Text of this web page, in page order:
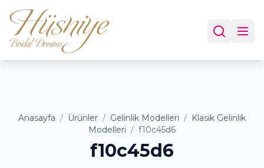
Anasayfa / Ürünler / Gelinlik Modelleri / Klasik Gelinlik
Modelleri / f10c45d6
f10c45d6